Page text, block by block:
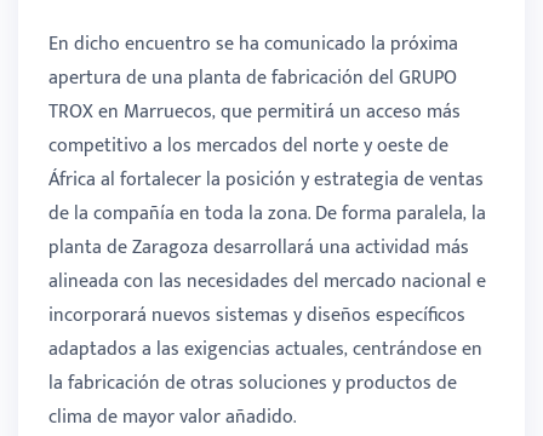
En dicho encuentro se ha comunicado la próxima
apertura de una planta de fabricación del GRUPO
TROX en Marruecos, que permitirá un acceso más
competitivo a los mercados del norte y oeste de
África al fortalecer la posición y estrategia de ventas
de la compañía en toda la zona. De forma paralela, la
planta de Zaragoza desarrollará una actividad más
alineada con las necesidades del mercado nacional e
incorporará nuevos sistemas y diseños específicos
adaptados a las exigencias actuales, centrándose en
la fabricación de otras soluciones y productos de
clima de mayor valor añadido.